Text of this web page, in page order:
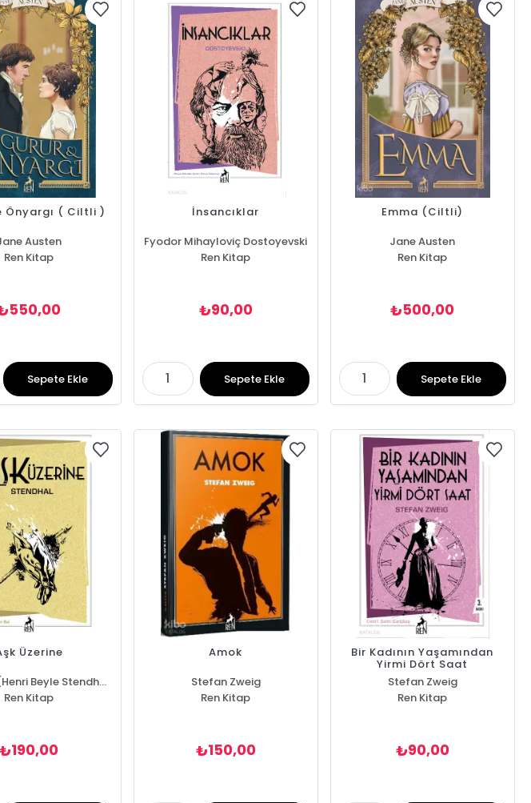
Önyargı ( Ciltli )
Austen
Ren Kitap
550,00
Sepete Ekle
İnsancıklar
Fyodor Mihayloviç Dostoyevski
Ren Kitap
₺90,00
Sepete Ekle
Emma (Ciltli)
Jane Austen
Ren Kitap
₺500,00
Sepete Ekle
Üzerine
Stendhal (Henri Beyle Stendhal)
Ren Kitap
₺190,00
Amok
Stefan Zweig
Ren Kitap
₺150,00
Bir Kadının Yaşamından
Yirmi Dört Saat
Stefan Zweig
Ren Kitap
₺90,00